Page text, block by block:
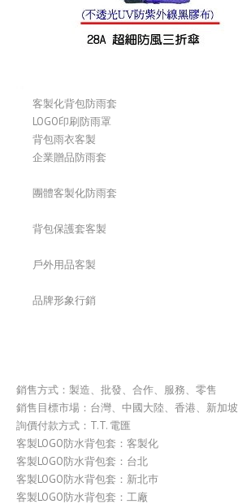
客製化背包防雨套
LOGO印刷防雨罩
背包雨衣客製
企業贈品防雨套
團體客製化防雨套
背包保護套客製
戶外用品客製
品牌形象行銷
銷售方式：製造、批發、合作、服務、零售
銷售目標市場：台灣、中國大陸、香港、新加
詢價付款方式：T.T. 電匯
客製LOGO防水背包套：客製化
客製LOGO防水背包套：台北
客製LOGO防水背包套：新北巿
客製LOGO防水背包套：工廠